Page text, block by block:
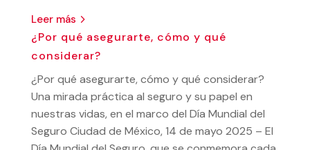
leer más
¿Por qué asegurarte, cómo y qué
considerar?
¿Por qué asegurarte, cómo y qué considerar?
Una mirada práctica al seguro y su papel en
nuestras vidas, en el marco del Día Mundial del
Seguro Ciudad de México, 14 de mayo 2025 – El